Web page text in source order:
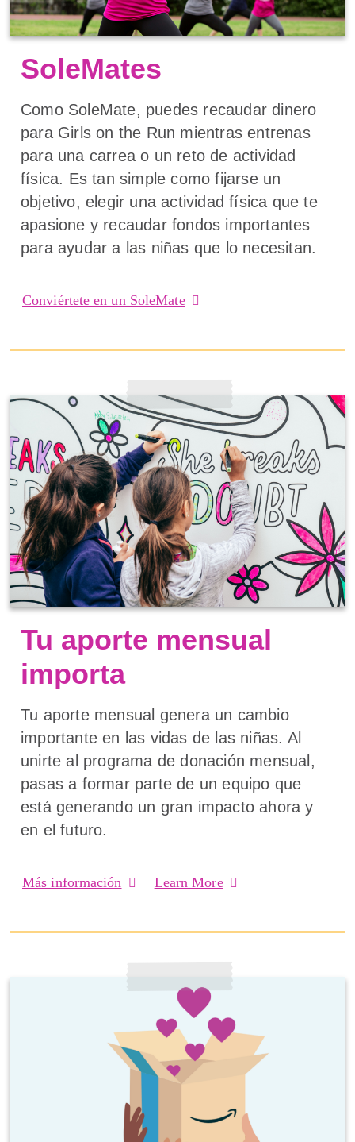
SoleMates
Como SoleMate, puedes recaudar dinero
para Girls on the Run mientras entrenas
para una carrea o un reto de actividad
física. Es tan simple como fijarse un
objetivo, elegir una actividad física que te
apasione y recaudar fondos importantes
para ayudar a las niñas que lo necesitan.
Conviértete en un SoleMate
Tu aporte mensual
importa
Tu aporte mensual genera un cambio
importante en las vidas de las niñas. Al
unirte al programa de donación mensual,
pasas a formar parte de un equipo que
está generando un gran impacto ahora y
en el futuro.
Más información Learn More